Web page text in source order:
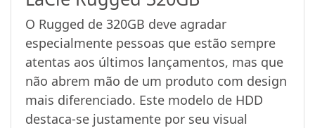
O Rugged de 320GB deve agradar
especialmente pessoas que estão sempre
atentas aos últimos lançamentos, mas que
não abrem mão de um produto com design
mais diferenciado. Este modelo de HDD
destaca-se justamente por seu visual